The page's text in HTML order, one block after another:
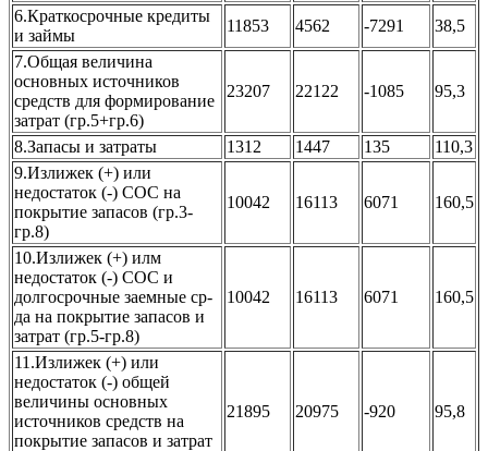
6.Краткосрочные кредиты
и займы
11853 4562 -7291
38,5
7.Общая величина
основных источников
средств для формирование
затрат (гр.5+гр.6)
23207 22122 -1085 95,3
8.Запасы и затраты 1312 1447 135
110,3
9.Излижек (+) или
недостаток (-) СОС на
покрытие запасов (гр.3-
гр.8)
10042 16113 6071 160,5
10.Излижек (+) илм
недостаток (-) СОС и
долгосрочные заемные ср-
да на покрытие запасов и
затрат (гр.5-гр.8)
10042 16113 6071 160,5
11.Излижек (+) или
недостаток (-) общей
величины основных
источников средств на
покрытие запасов и затрат
21895 20975 -920 95,8